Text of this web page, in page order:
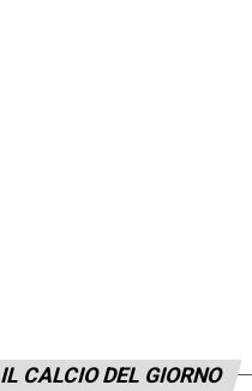
IL CALCIO DEL GIORNO